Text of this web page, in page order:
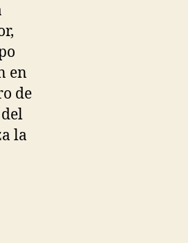
en
de
la